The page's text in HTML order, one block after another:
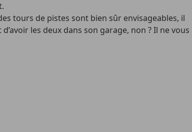
tours de pistes sont bien sûr envisageables, il
les deux dans son garage, non ? Il ne vous